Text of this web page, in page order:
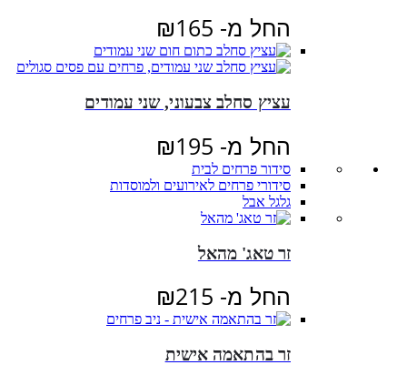
החל מ- ₪165
עציץ סחלב צבעוני, שני עמודים
החל מ- ₪195
סידור פרחים לבית
סידורי פרחים לאירועים ולמוסדות
גלגל אבל
זר טאג' מהאל
החל מ- ₪215
זר בהתאמה אישית